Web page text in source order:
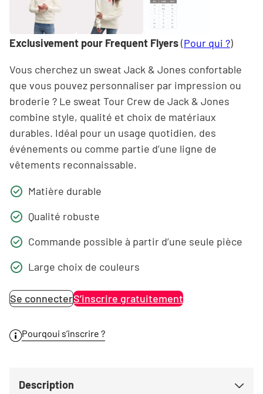
Exclusivement pour Frequent Flyers(Pour qui ?)
Vous cherchez un sweat Jack & Jones confortable
que vous pouvez personnaliser par impression ou
broderie ? Le sweat Tour Crew de Jack & Jones
combine style, qualité et choix de matériaux
durables. Idéal pour un usage quotidien, des
événements ou comme partie d’une ligne de
vêtements reconnaissable.
Matière durable
Qualité robuste
Commande possible à partir d’une seule pièce
Large choix de couleurs
Se connecterS’inscrire gratuitement
Pourqoui s’inscrire ?
Description